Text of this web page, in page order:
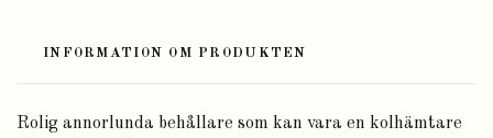
INFORMATION OM PRODUKTEN
Rolig annorlunda behållare som kan vara en kolhämtare